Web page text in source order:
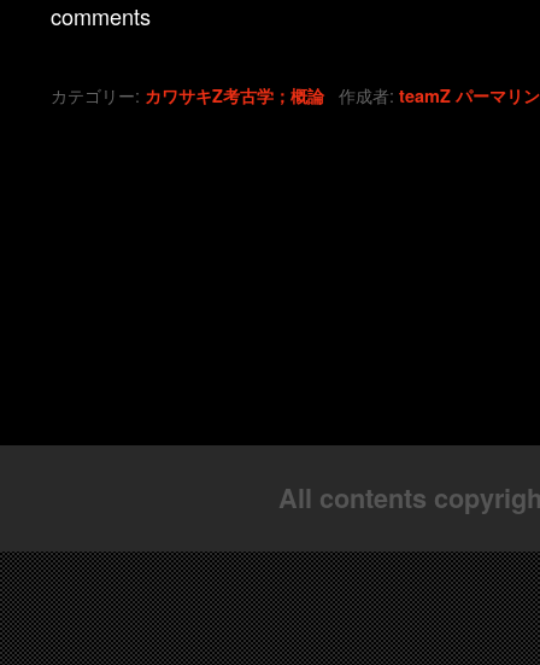
comments
カテゴリー: カワサキZ考古学；概論作成者:teamZ パーマリ
All contents